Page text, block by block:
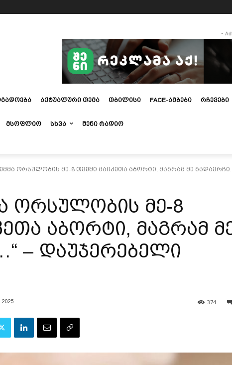
-
ᲐᲥᲢᲣᲐᲚᲣᲠᲘ ᲗᲔᲛᲐ ᲗᲑᲘᲚᲘᲡᲘ FACE-ᲐᲛᲑᲔᲑᲘ ᲠᲩᲔᲕᲔᲑᲘ
ᲛᲡᲝᲤᲚᲘᲝ ᲡᲮᲕᲐ ᲨᲔᲜᲘ ᲠᲐᲓᲘᲝ
ორსულობის მე-8 თვეში გაიკეთა აბორტი, მაგრამ მე
ორსულობის მე-8
აბორტი, მაგრამ
– დაუჯერებელი
374